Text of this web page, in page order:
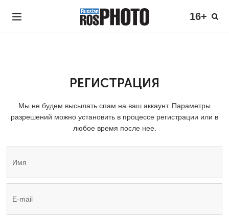
16+
РЕГИСТРАЦИЯ
Мы не будем высылать спам на ваш аккаунт. Параметры
разрешений можно установить в процессе регистрации или в
любое время после нее.